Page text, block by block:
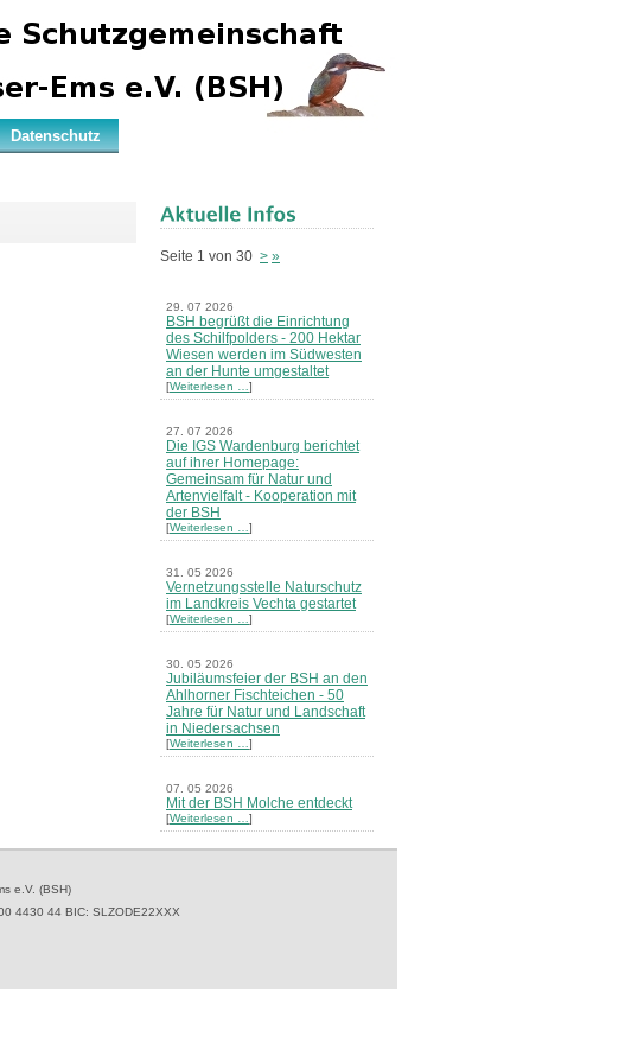
Datenschutz
Seite 1 von 30 > »
29. 07 2026
BSH begrüßt die Einrichtung
des Schilfpolders - 200 Hektar
Wiesen werden im Südwesten
an der Hunte umgestaltet
[Weiterlesen … ]
27. 07 2026
Die IGS Wardenburg berichtet
auf ihrer Homepage:
Gemeinsam für Natur und
Artenvielfalt - Kooperation mit
der BSH
[Weiterlesen … ]
31. 05 2026
Vernetzungsstelle Naturschutz
im Landkreis Vechta gestartet
[Weiterlesen … ]
30. 05 2026
Jubiläumsfeier der BSH an den
Ahlhorner Fischteichen - 50
Jahre für Natur und Landschaft
in Niedersachsen
[Weiterlesen … ]
07. 05 2026
Mit der BSH Molche entdeckt
[Weiterlesen … ]
[Weiterlesen …
e.V. (BSH)
4430 44 BIC: SLZODE22XXX